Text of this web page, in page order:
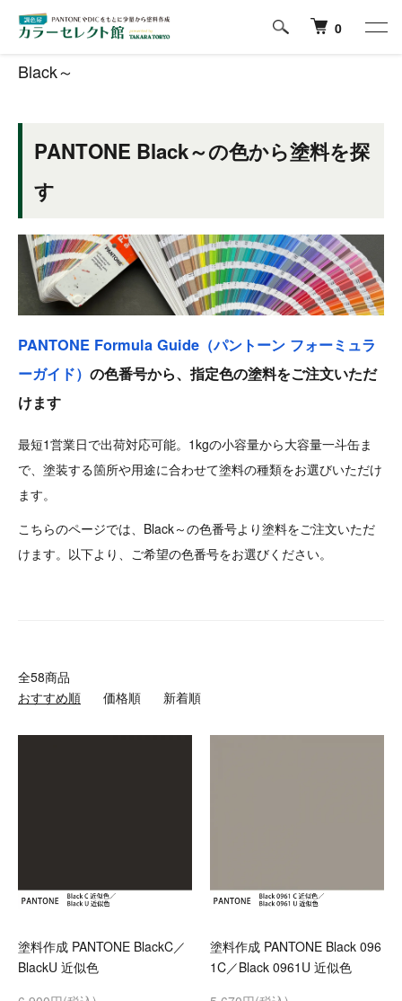
0
ホーム PANTONE Formula Guideの色から塗料を探す Black～
Black～
PANTONE Black～の色から塗料を探
す
PANTONE Formula Guide（パントーン フォーミュラ
ーガイド） の色番号から、指定色の塗料をご注文いただ
けます
最短1営業日で出荷対応可能。1kgの小容量から大容量一斗缶ま
で、塗装する箇所や用途に合わせて塗料の種類をお選びいただけ
ます。
こちらのページでは、Black～の色番号より塗料をご注文いただ
けます。以下より、ご希望の色番号をお選びください。
全58商品
おすすめ順
価格順 新着順
塗料作成 PANTONE BlackC／
BlackU 近似色
塗料作成 PANTONE Black 096
1C／Black 0961U 近似色